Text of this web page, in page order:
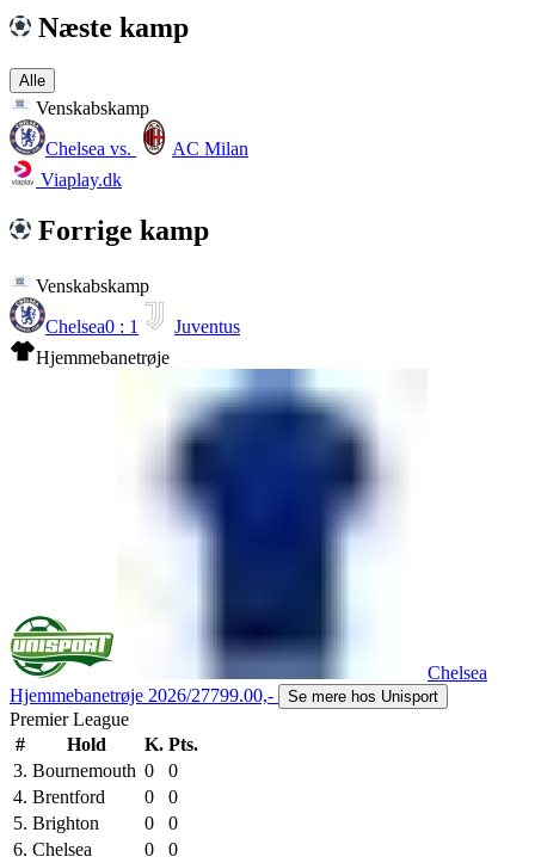
Næste kamp
Alle
Venskabskamp
Chelsea vs.
AC Milan
Viaplay.dk
Forrige kamp
Venskabskamp
Chelsea0 : 1
Juventus
Hjemmebanetrøje
Chelsea
Hjemmebanetrøje 2026/27799.00,- Se mere hos Unisport
Premier League
#
Hold K. Pts.
3. Bournemouth 0
0
4. Brentford 0
0
5. Brighton 0
0
6. Chelsea 0
0